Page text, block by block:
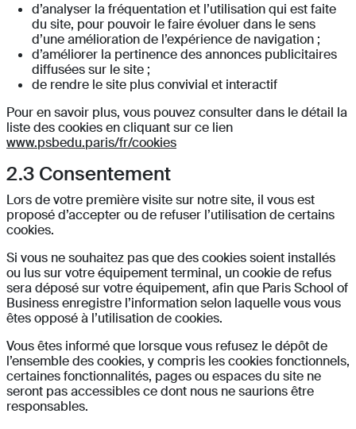
d’analyser la fréquentation et l’utilisation qui est faite
du site, pour pouvoir le faire évoluer dans le sens
d’une amélioration de l’expérience de navigation ;
d’améliorer la pertinence des annonces publicitaires
diffusées sur le site ;
de rendre le site plus convivial et interactif
Pour en savoir plus, vous pouvez consulter dans le détail la
liste des cookies en cliquant sur ce lien
www.psbedu.paris/fr/cookies
2.3 Consentement
Lors de votre première visite sur notre site, il vous est
proposé d’accepter ou de refuser l’utilisation de certains
cookies.
Si vous ne souhaitez pas que des cookies soient installés
ou lus sur votre équipement terminal, un cookie de refus
sera déposé sur votre équipement, afin que Paris School of
Businessenregistre l’information selon laquelle vous vous
êtes opposé à l’utilisation de cookies.
Vous êtes informé que lorsque vous refusez le dépôt de
l’ensemble des cookies, y compris les cookies fonctionnels,
certaines fonctionnalités, pages ou espaces du site ne
seront pas accessibles ce dont nous ne saurions être
responsables.